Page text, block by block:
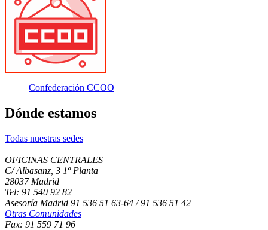
Confederación CCOO
Dónde estamos
Todas nuestras sedes
OFICINAS CENTRALES
C/ Albasanz, 3 1º Planta
28037 Madrid
Tel: 91 540 92 82
Asesoría Madrid 91 536 51 63-64 / 91 536 51 42
Otras Comunidades
Fax: 91 559 71 96